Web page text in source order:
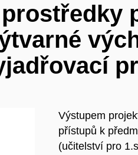
Výstupem
přístupů k
(učitelství pro